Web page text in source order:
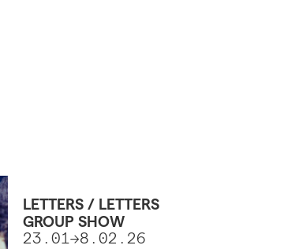
LETTERS / LETTERS
GROUP SHOW
23.01->8.02.26